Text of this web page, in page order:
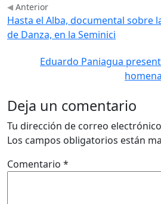
Anterior
Hasta el Alba, documental sobre
de Danza, en la Seminici
Eduardo Paniagua
Deja un comentario
Tu dirección de correo
Los campos obligatorios están
Comentario *